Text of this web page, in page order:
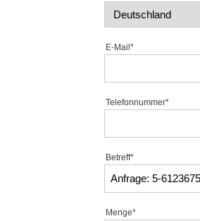
E-Mail*
Telefonnummer*
Betreff*
Menge*